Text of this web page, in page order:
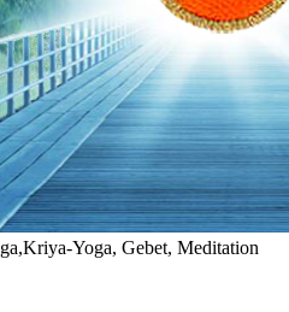
Yoga, Gebet, Meditation